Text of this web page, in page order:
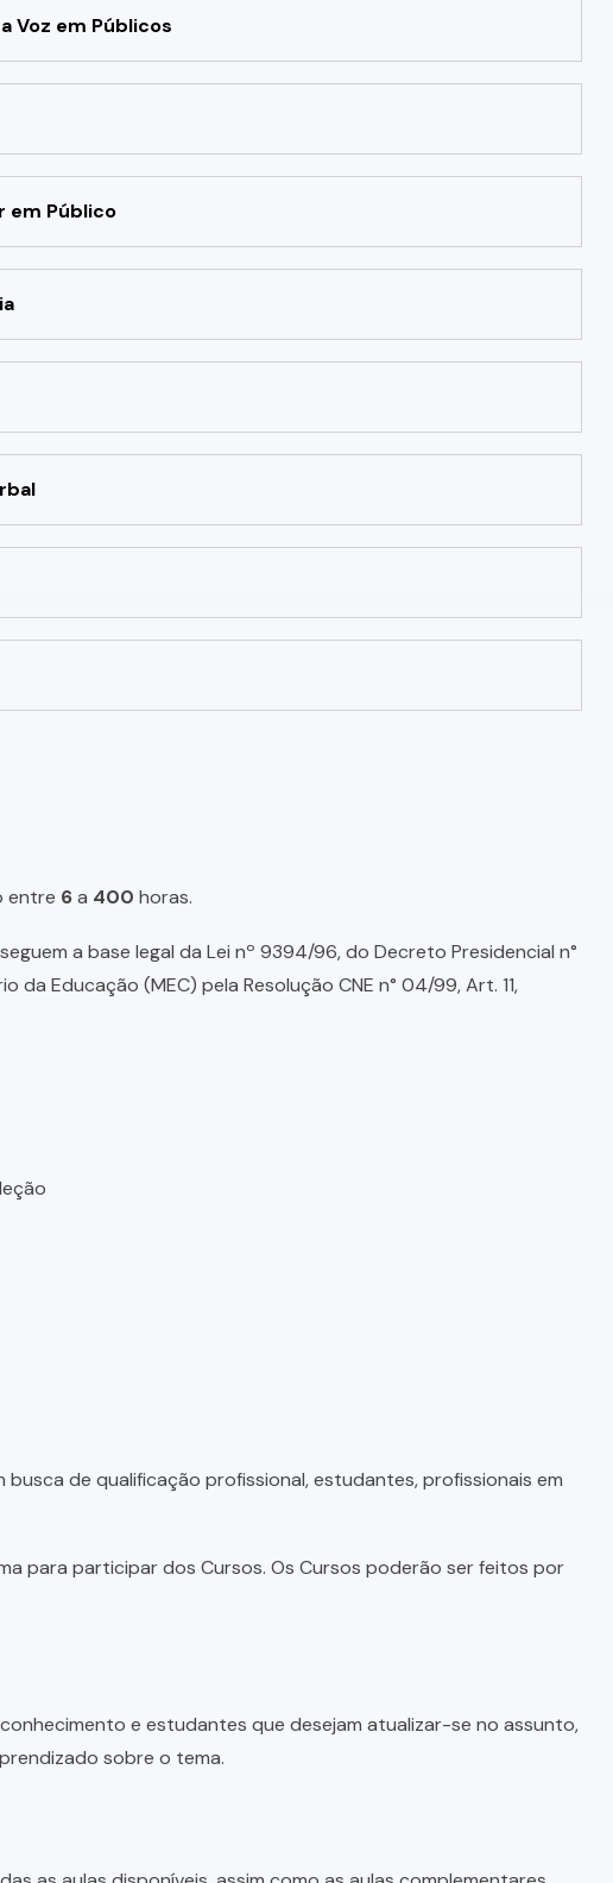
Voz em Públicos
em Público
entre 6a 400 horas.
a base legal da Lei nº 9394/96, do Decreto Presidencial n°
da Educação (MEC) pela Resolução CNE n° 04/99, Art. 11,
de qualificação profissional, estudantes, profissionais em
para participar dos Cursos. Os Cursos poderão ser feitos por
e estudantes que desejam atualizar-se no assunto,
sobre o tema.